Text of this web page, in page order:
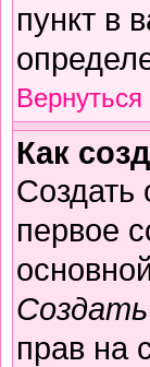
пункт в
Как
Создать
первое
прав на